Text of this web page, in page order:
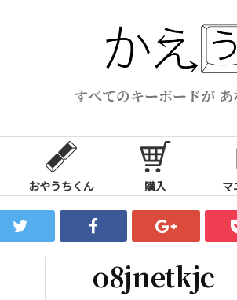
すべてのキーボードが
おやうちくん 購入 マ
o8jnetkjc